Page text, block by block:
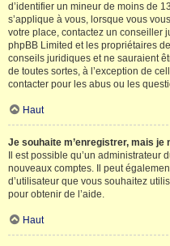
d’identifier un mineur de moins de
s’applique à vous, lorsque vous
votre place, contactez un conseiller
phpBB Limited et les propriétaires
conseils juridiques et ne sauraient
de toutes sortes, à l’exception de
contacter pour les abus ou les
Haut
Je souhaite m’enregistrer, mais je
Il est possible qu’un administrateur
nouveaux comptes. Il peut
d’utilisateur que vous souhaitez
pour obtenir de l’aide.
Haut